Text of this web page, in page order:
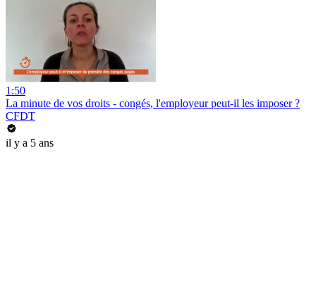
1:50
La minute de vos droits - congés, l'employeur peut-il les imposer ?
CFDT
il y a 5 ans